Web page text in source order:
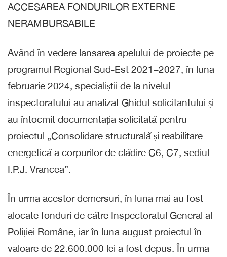
ACCESAREA FONDURILOR EXTERNE
NERAMBURSABILE
Având în vedere lansarea apelului de proiecte pe
programul Regional Sud-Est 2021–2027, în luna
februarie 2024, specialiștii de la nivelul
inspectoratului au analizat Ghidul solicitantului și
au întocmit documentația solicitată pentru
proiectul „Consolidare structurală și reabilitare
energetică a corpurilor de clădire C6, C7, sediul
I.P.J. Vrancea”.
În urma acestor demersuri, în luna mai au fost
alocate fonduri de către Inspectoratul General al
Poliției Române, iar în luna august proiectul în
valoare de 22.600.000 lei a fost depus. În urma